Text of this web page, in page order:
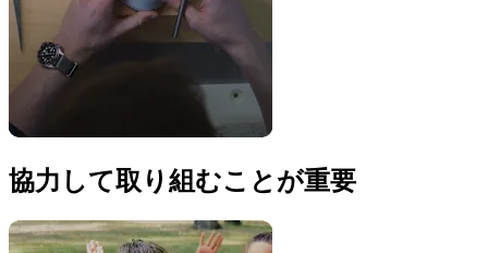
協力して取り組むことが重要